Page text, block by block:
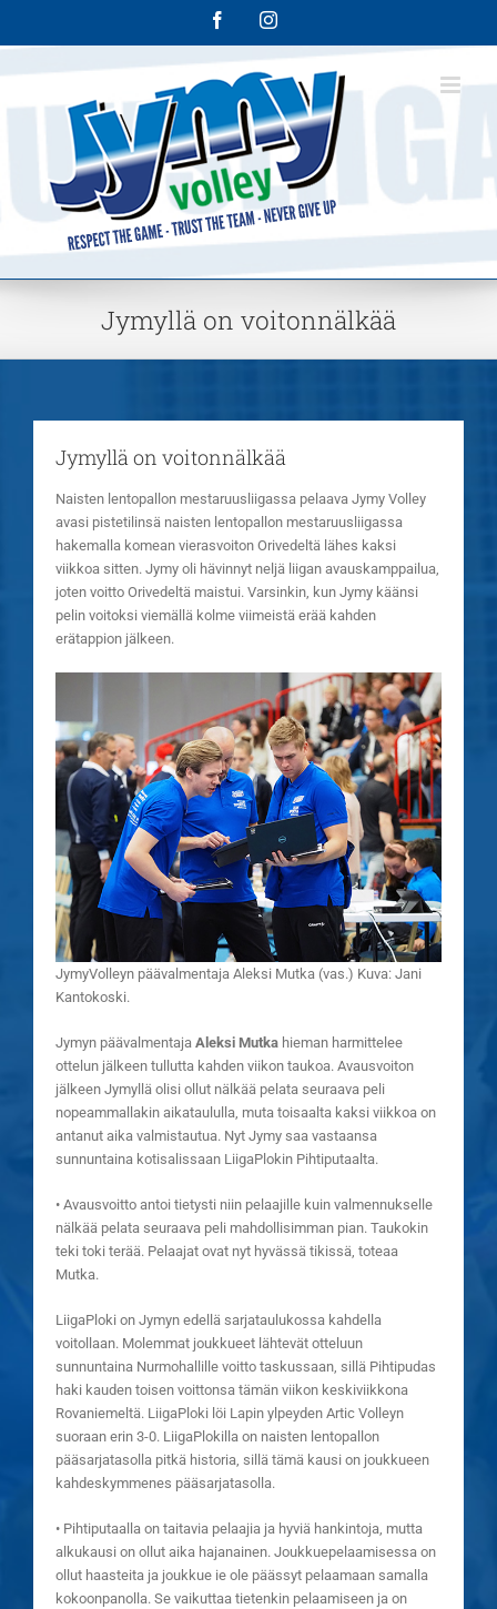
FacebookInstagram
Jymyllä on voitonnälkää
Jymyllä on voitonnälkää
Naisten lentopallon mestaruusliigassa pelaava Jymy Volley
avasi pistetilinsä naisten lentopallon mestaruusliigassa
hakemalla komean vierasvoiton Orivedeltä lähes kaksi
viikkoa sitten. Jymy oli hävinnyt neljä liigan avauskamppailua,
joten voitto Orivedeltä maistui. Varsinkin, kun Jymy käänsi
pelin voitoksi viemällä kolme viimeistä erää kahden
erätappion jälkeen.
JymyVolleyn päävalmentaja Aleksi Mutka (vas.) Kuva: Jani
Kantokoski.
Jymyn päävalmentaja Aleksi Mutka hieman harmittelee
ottelun jälkeen tullutta kahden viikon taukoa. Avausvoiton
jälkeen Jymyllä olisi ollut nälkää pelata seuraava peli
nopeammallakin aikataululla, muta toisaalta kaksi viikkoa on
antanut aika valmistautua. Nyt Jymy saa vastaansa
sunnuntaina kotisalissaan LiigaPlokin Pihtiputaalta.
• Avausvoitto antoi tietysti niin pelaajille kuin valmennukselle
nälkää pelata seuraava peli mahdollisimman pian. Taukokin
teki toki terää. Pelaajat ovat nyt hyvässä tikissä, toteaa
Mutka.
LiigaPloki on Jymyn edellä sarjataulukossa kahdella
voitollaan. Molemmat joukkueet lähtevät otteluun
sunnuntaina Nurmohallille voitto taskussaan, sillä Pihtipudas
haki kauden toisen voittonsa tämän viikon keskiviikkona
Rovaniemeltä. LiigaPloki löi Lapin ylpeyden Artic Volleyn
suoraan erin 3-0. LiigaPlokilla on naisten lentopallon
pääsarjatasolla pitkä historia, sillä tämä kausi on joukkueen
kahdeskymmenes pääsarjatasolla.
• Pihtiputaalla on taitavia pelaajia ja hyviä hankintoja, mutta
alkukausi on ollut aika hajanainen. Joukkuepelaamisessa on
ollut haasteita ja joukkue ie ole päässyt pelaamaan samalla
kokoonpanolla. Se vaikuttaa tietenkin pelaamiseen ja on